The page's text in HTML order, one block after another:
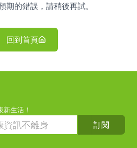
期的錯誤，請稍後再試。
回到首頁
生活！
訂閱